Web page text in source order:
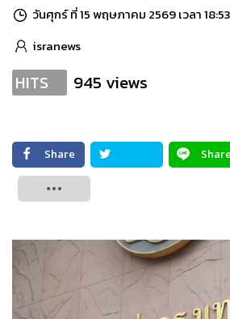
วันศุกร์ ที่ 15 พฤษภาคม 2569 เวลา
isranews
HITS 945 views
Share
Share